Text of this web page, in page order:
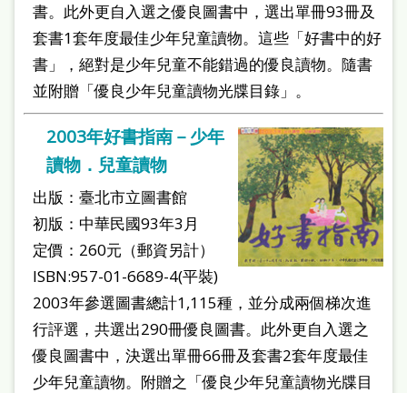
書。此外更自入選之優良圖書中，選出單冊93冊及
套書1套年度最佳少年兒童讀物。這些「好書中的好
書」，絕對是少年兒童不能錯過的優良讀物。隨書
並附贈「優良少年兒童讀物光牒目錄」。
2003年好書指南－少年
讀物．兒童讀物
出版：臺北市立圖書館
初版：中華民國93年3月
定價：260元（郵資另計）
ISBN:957-01-6689-4(平裝)
2003年參選圖書總計1,115種，並分成兩個梯次進
行評選，共選出290冊優良圖書。此外更自入選之
優良圖書中，決選出單冊66冊及套書2套年度最佳
少年兒童讀物。附贈之「優良少年兒童讀物光牒目